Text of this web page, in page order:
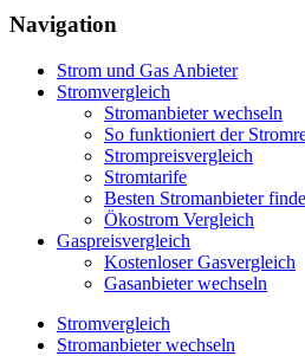
Navigation
Strom und Gas Anbieter
Stromvergleich
Stromanbieter wechseln
So funktioniert der
Strompreisvergleich
Stromtarife
Besten Stromanbieter
Ökostrom Vergleich
Gaspreisvergleich
Kostenloser Gasvergleich
Gasanbieter wechseln
Stromvergleich
Stromanbieter wechseln